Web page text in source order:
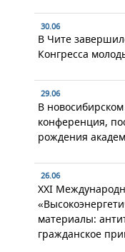
30.06
В Чите
Конгресса
29.06
В
конференция,
рождения
26.06
XXI
материалы:
гражданское